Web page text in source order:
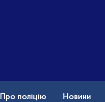
Про поліцію Новини